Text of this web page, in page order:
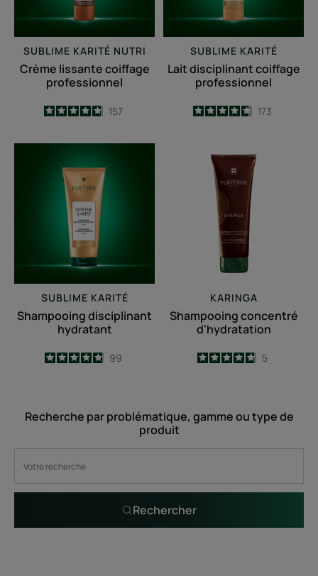
SUBLIME KARITÉ NUTRI
Crème lissante coiffage
professionnel
4.8
/5
157
SUBLIME KARITÉ
Lait disciplinant coiffage
professionnel
4.7
/5
173
disciplinant
hydratant
SUBLIME KARITÉ
Shampooing disciplinant
hydratant
4.9
/5
99
Shampooing
concentré
d'hydratation
KARINGA
Shampooing concentré
d'hydratation
4.8
/5
5
Recherche par problématique, gamme ou type de
produit
Rechercher